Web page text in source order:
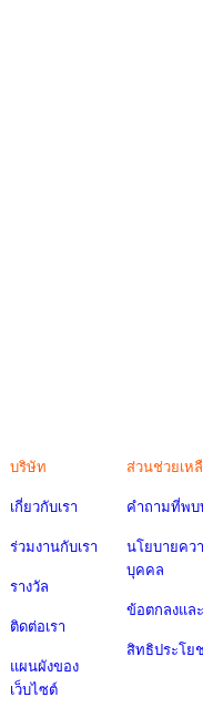
บริษัท
เกี่ยวกับเรา
ร่วมงานกับเรา
รางวัล
ติดต่อเรา
แผนผังของ
เว็บไซต์
ส่วนช่วยเห
คำถามที่พบ
นโยบายคว
บุคคล
ข้อตกลงแล
สิทธิประโย